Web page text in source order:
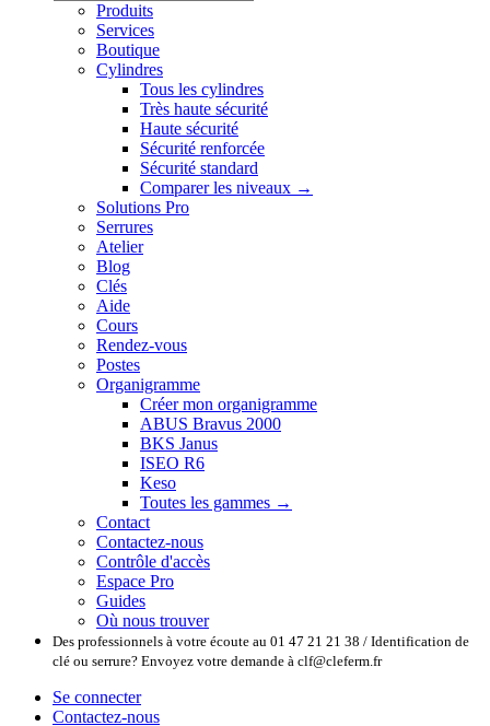
Produits
Services
Boutique
Cylindres
Tous les cylindres
Très haute sécurité
Haute sécurité
Sécurité renforcée
Sécurité standard
Comparer les niveaux →
Solutions Pro
Serrures
Atelier
Blog
Clés
Aide
Cours
Rendez-vous
Postes
Organigramme
Créer mon organigramme
ABUS Bravus 2000
BKS Janus
ISEO R6
Keso
Toutes les gammes →
Contact
Contactez-nous
Contrôle d'accès
Espace Pro
Guides
Où nous trouver
Des professionnels à votre écoute au 01 47 21 21 38 / Identification de
clé ou serrure? Envoyez votre demande à clf@cleferm.fr
Se connecter
Contactez-nous